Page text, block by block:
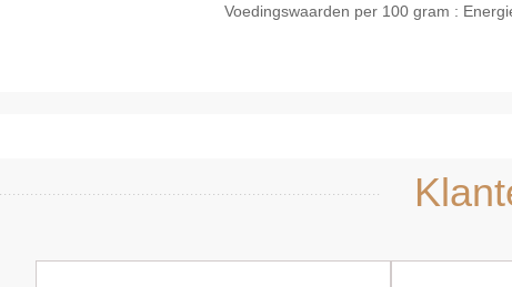
Voedingswaarden per 100 gram :